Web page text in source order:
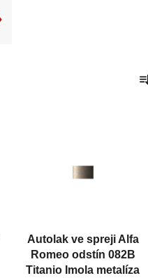
a
u
k
Autolak ve spreji Alfa
Romeo odstín 082B
Titanio Imola metalíza